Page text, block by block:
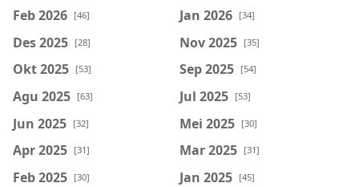
Feb 2026 [46] Jan 2026 [34]
Des 2025 [28] Nov 2025 [35]
Okt 2025 [53] Sep 2025 [54]
Agu 2025 [63] Jul 2025 [53]
Jun 2025 [32] Mei 2025 [30]
Apr 2025 [31] Mar 2025 [31]
Feb 2025 [30] Jan 2025 [45]